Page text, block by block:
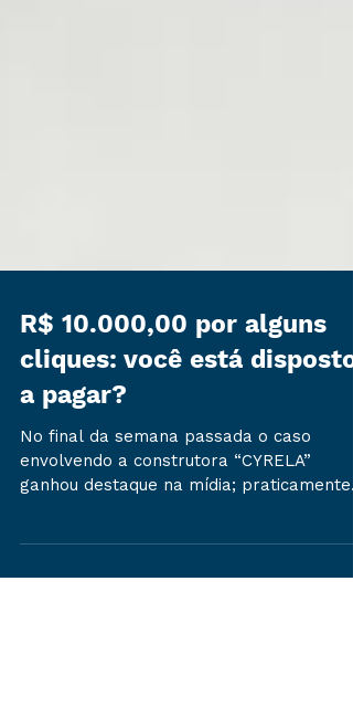
R$ 10.000,00 por alguns
cliques: você está disposto
a pagar?
No final da semana passada o caso
envolvendo a construtora “CYRELA”
todo portal jurídico noticiou...